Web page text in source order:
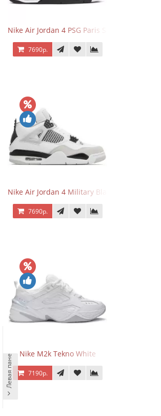
Nike Air Jordan 4 PSG Paris Saint Germain
7690р.
Nike Air Jordan 4 Military Black
7690р.
Nike M2k Tekno White
7190р.
Левая панель